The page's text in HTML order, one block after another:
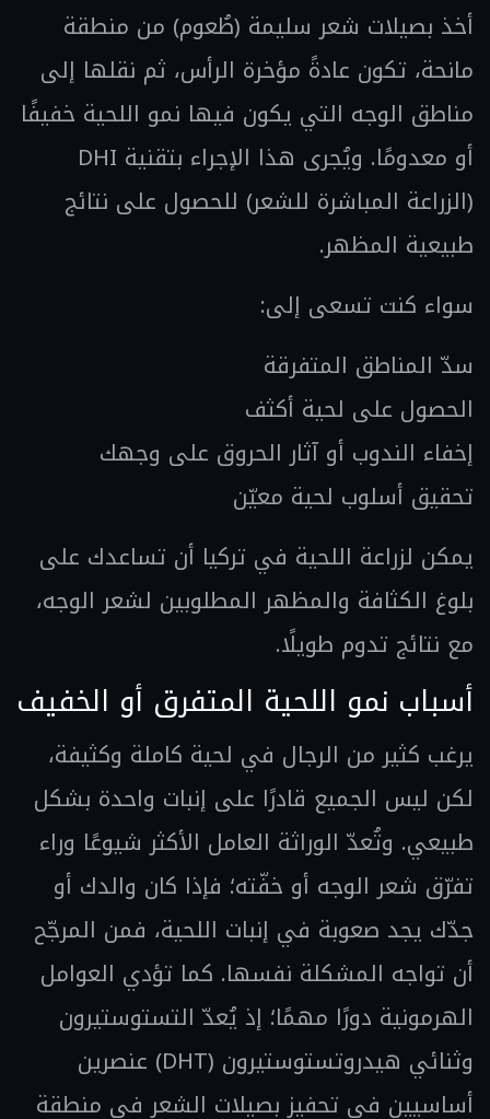
أخذ بصيلات شعر سليمة (طُعوم) من منطقة
مانحة، تكون عادةً مؤخرة الرأس، ثم نقلها إلى
مناطق الوجه التي يكون فيها نمو اللحية خفيفًا
أو معدومًا. ويُجرى هذا الإجراء بتقنية DHI
(الزراعة المباشرة للشعر) للحصول على نتائج
طبيعية المظهر.
سواء كنت تسعى إلى:
سدّ المناطق المتفرقة
الحصول على لحية أكثف
إخفاء الندوب أو آثار الحروق على وجهك
تحقيق أسلوب لحية معيّن
يمكن لزراعة اللحية في تركيا أن تساعدك على
بلوغ الكثافة والمظهر المطلوبين لشعر الوجه،
مع نتائج تدوم طويلًا.
أسباب نمو اللحية المتفرق أو الخفيف
يرغب كثير من الرجال في لحية كاملة وكثيفة،
لكن ليس الجميع قادرًا على إنبات واحدة بشكل
طبيعي. وتُعدّ الوراثة العامل الأكثر شيوعًا وراء
تفرّق شعر الوجه أو خفّته؛ فإذا كان والدك أو
جدّك يجد صعوبة في إنبات اللحية، فمن المرجّح
أن تواجه المشكلة نفسها. كما تؤدي العوامل
الهرمونية دورًا مهمًا؛ إذ يُعدّ التستوستيرون
وثنائي هيدروتستوستيرون (DHT) عنصرين
أساسيين في تحفيز بصيلات الشعر في منطقة